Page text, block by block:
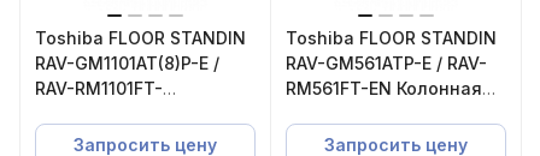
Toshiba FLOOR STANDIN
RAV-GM1101AT(8)P-E /
RAV-RM1101FT-
система
Запросить цену
Toshiba FLOOR STANDIN
RAV-GM561ATP-E / RAV-
RM561FT-EN Колонная
Запросить цену